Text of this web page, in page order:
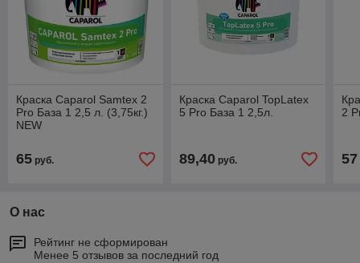
Краска Caparol Samtex 2
Pro База 1 2,5 л. (3,75кг.)
NEW
65 руб.
Краска Caparol TopLatex
5 Pro База 1 2,5л.
89,40руб.
2
57
О нас
Рейтинг не сформирован
Менее 5 отзывов за последний год